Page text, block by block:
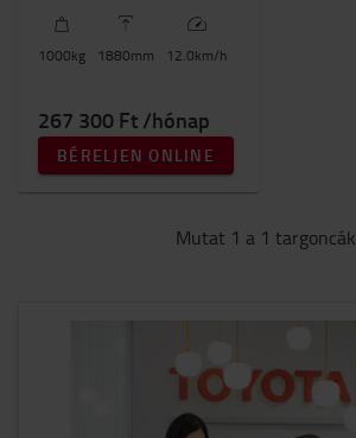
1000kg 1880mm 12.0km/h
267 300 Ft /hónap
BÉRELJEN ONLINE
Mutat 1 a 1 targoncák